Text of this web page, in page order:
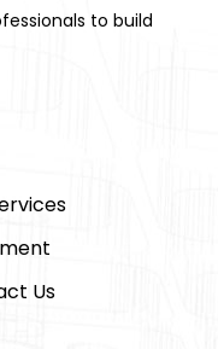
to build
Us